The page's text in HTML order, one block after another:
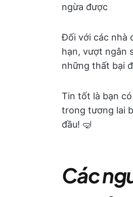
ngừa được
Đối với các nhà
hạn, vượt ngân
những thất bại
Tin tốt là bạn
trong tương lai
đầu! 🤿
Các